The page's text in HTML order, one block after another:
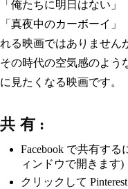
「俺たちに明日はない」
「真夜中のカーボーイ
れる映画ではありません
その時代の空気感のよう
に見たくなる映画です。
共有:
Facebook で共有す
ィンドウで開きます)
クリックして